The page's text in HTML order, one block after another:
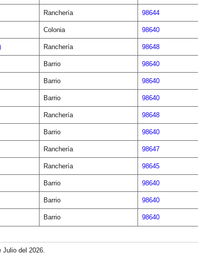
Ranchería 98644
Colonia 98640
Ranchería 98648
Barrio 98640
Barrio 98640
Barrio 98640
Ranchería 98648
Barrio 98640
Ranchería 98647
Ranchería 98645
Barrio 98640
Barrio 98640
Barrio 98640
del 2026.